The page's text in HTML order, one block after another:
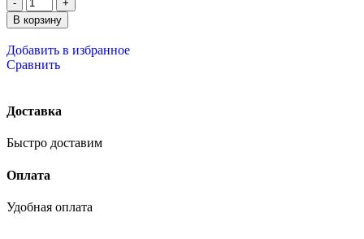
В корзину
Добавить в избранное
Сравнить
Доставка
Быстро доставим
Оплата
Удобная оплата